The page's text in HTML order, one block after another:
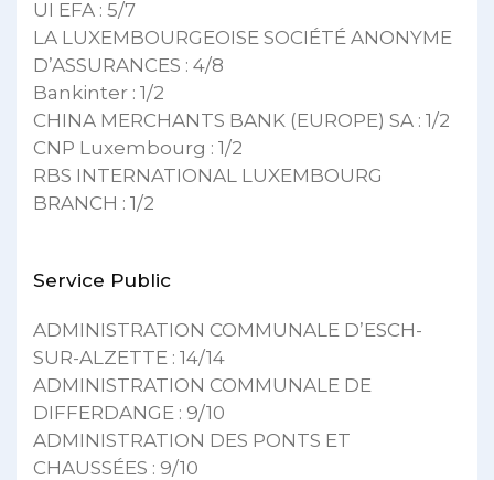
UI EFA : 5/7
LA LUXEMBOURGEOISE SOCIÉTÉ ANONYME
D’ASSURANCES : 4/8
Bankinter : 1/2
CHINA MERCHANTS BANK (EUROPE) SA : 1/2
CNP Luxembourg : 1/2
RBS INTERNATIONAL LUXEMBOURG
BRANCH : 1/2
Service Public
ADMINISTRATION COMMUNALE D’ESCH-
SUR-ALZETTE : 14/14
ADMINISTRATION COMMUNALE DE
DIFFERDANGE : 9/10
ADMINISTRATION DES PONTS ET
CHAUSSÉES : 9/10